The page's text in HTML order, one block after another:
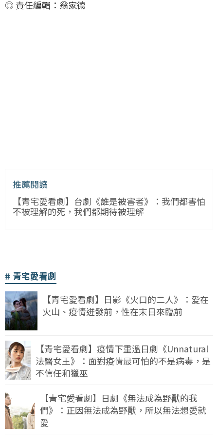
◎ 責任編輯：翁家德
推薦閱讀
【青宅愛看劇】台劇《誰是被害者》：我們都害怕
不被理解的死，我們都期待被理解
青宅愛看劇
【青宅愛看劇】日影《火口的二人》：愛在
火山、疫情迸發前，性在末日來臨前
【青宅愛看劇】疫情下重溫日劇《Unnatural
法醫女王》：面對疫情最可怕的不是病毒，是
不信任和獵巫
【青宅愛看劇】日劇《無法成為野獸的我
們》：正因無法成為野獸，所以無法想愛就
愛